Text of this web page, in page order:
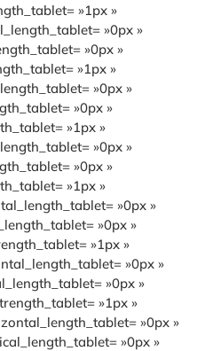
»1px »
»0px »
»0px »
»1px »
»0px »
»0px »
»1px »
»0px »
»0px »
»1px »
»0px »
»0px »
»1px »
»0px »
»0px »
»1px »
»0px »
»0px »